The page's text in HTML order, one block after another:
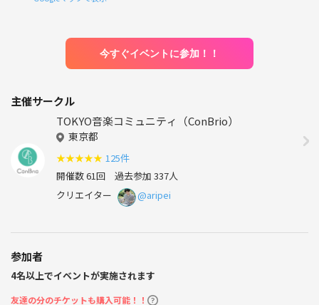
今すぐイベントに参加！！
主催サークル
TOKYO音楽コミュニティ（ConBrio）
東京都
★★★★★ 125件
開催数 61回 過去参加 337人
クリエイター
@aripei
参加者
4名以上でイベントが実施されます
友達の分のチケットも購入可能！！